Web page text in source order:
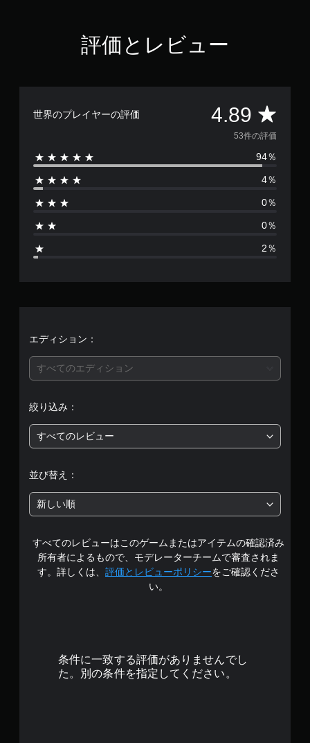
評価とレビュー
世界のプレイヤーの評価 4.89 評
価
数
は
3
5
段
中
の
4
.
53件の評価
94％
4％
0％
0％
2％
エディション：
すべてのエディション
絞り込み：
すべてのレビュー
並び替え：
新しい順
すべてのレビューはこのゲームまたはアイテムの確認済み
所有者によるもので、モデレーターチームで審査されま
す。詳しくは、 評価とレビューポリシーをご確認くださ
い。
条件に一致する評価がありませんでし
た。別の条件を指定してください。